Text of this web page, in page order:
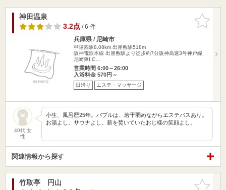
お気に入
りに追加
神田温泉
3.2点/ 6 件
兵庫県 / 尼崎市
甲陽園駅8.08km 出屋敷駅518m
阪神電鉄本線 出屋敷駅より徒歩約7分阪神高速3号神戸線
尼崎東I.C…
営業時間 6:00～26:00
入浴料金 570円～
日帰り エステ・マッサージ
40代 女
性
小生、風呂歴25年。バブルは、若干弱めながらエステバスあり。
お湯よし。サウナよし。薪を焚いていたおじ様の笑顔よし。
関連情報から探す
お気に入
竹取亭 円山